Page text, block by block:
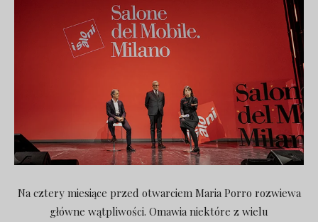
Na cztery miesiące przed otwarciem Maria Porro rozwiewa
główne wątpliwości. Omawia niektóre z wielu